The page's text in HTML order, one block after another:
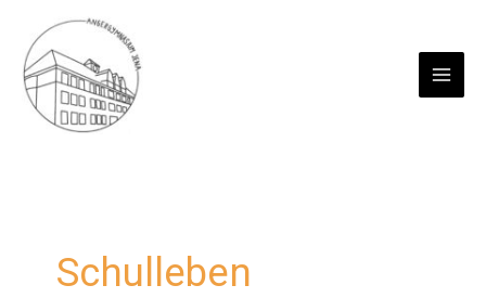
Inhalt
springen
Schulleben